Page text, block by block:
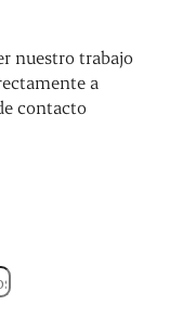
nuestro trabajo
a
contacto